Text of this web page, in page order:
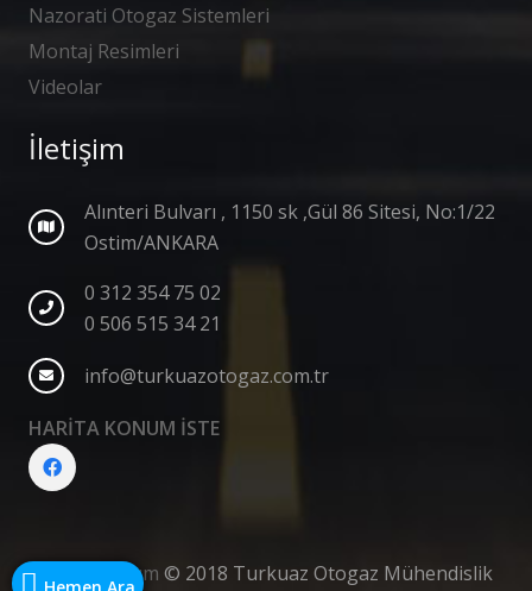
Nazorati Otogaz Sistemleri
Montaj Resimleri
Videolar
İletişim
Alınteri Bulvarı , 1150 sk ,Gül 86 Sitesi, No:1/22
Ostim/ANKARA
0 312 354 75 02
0 506 515 34 21
info@turkuazotogaz.com.tr
HARİTA KONUM İSTE
Web Tasarım © 2018 Turkuaz Otogaz Mühendislik